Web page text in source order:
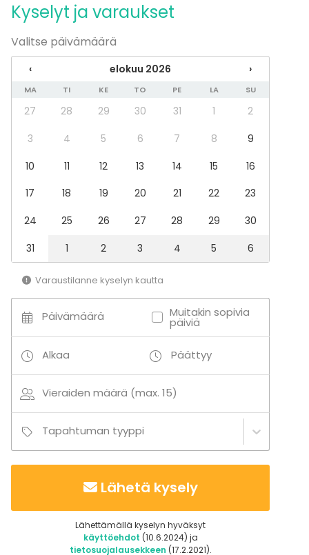
Kyselyt ja varaukset
Valitse päivämäärä
‹ elokuu 2026 ›
MA TI KE TO PE LA SU
27 28 29 30 31 1
2
3
4 5 6 7 8
9
10
11 12 13 14 15
16
17
18 19 20 21 22
23
24
25 26 27 28 29
30
31
1 2 3 4 5 6
Varaustilanne kyselyn kautta
Päivämäärä Muitakin sopivia
päiviä
Alkaa Päättyy
Vieraiden määrä (max. 15)
Tapahtuman tyyppi
Lähetä kysely
Lähettämällä kyselyn hyväksyt
käyttöehdot (10.6.2024) ja
tietosuojalausekkeen (17.2.2021).